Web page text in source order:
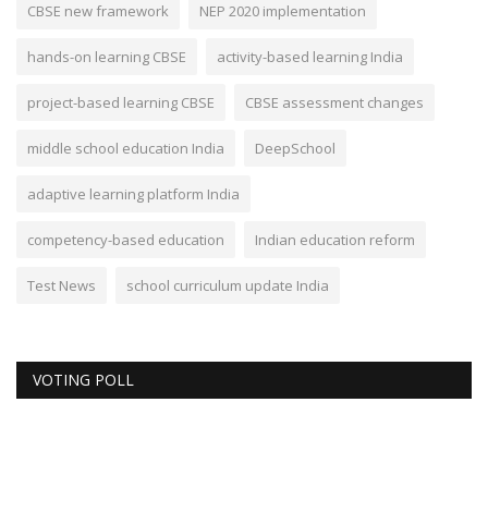
CBSE new framework NEP 2020 implementation
hands-on learning CBSE activity-based learning India
project-based learning CBSE CBSE assessment changes
middle school education India DeepSchool
adaptive learning platform India
competency-based education Indian education reform
Test News school curriculum update India
VOTING POLL